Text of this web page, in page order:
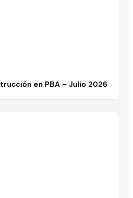
en PBA – Julio 2026